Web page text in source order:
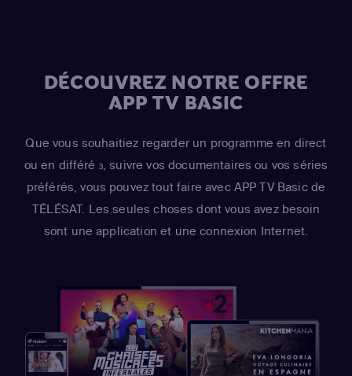
DÉCOUVREZ NOTRE OFFRE
APP TV BASIC
Que vous souhaitiez regarder un programme en direct
ou en différé 3, suivre vos documentaires ou vos séries
préférés, vous pouvez tout faire avec APP TV Basic de
TÉLÉSAT. Les seules choses dont vous avez besoin
sont une application et une connexion Internet.